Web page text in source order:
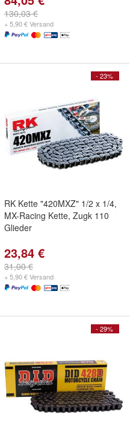
130,03 €
+ 5,90 € Versand
- 23%
RK Kette "420MXZ" 1/2 x 1/4,
MX-Racing Kette, Zugk 110
Glieder
23,84 €
31,00 €
+ 5,90 € Versand
- 29%